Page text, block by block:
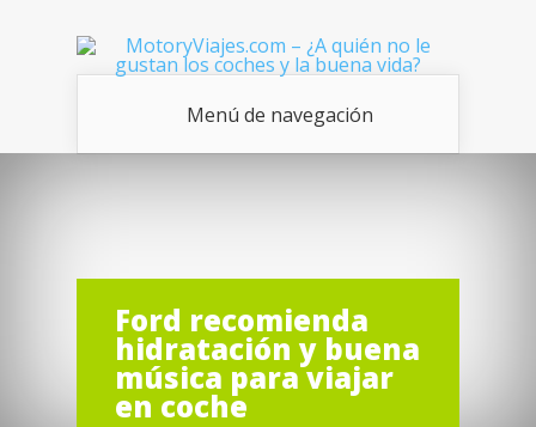
Menú de navegación
Ford recomienda
hidratación y buena
música para viajar
en coche